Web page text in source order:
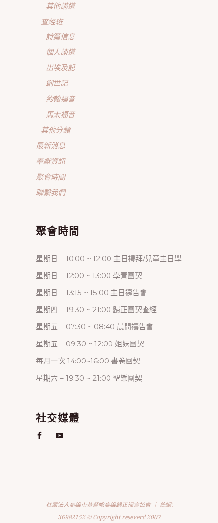
其他講道
查經班
詩篇信息
個人談道
出埃及記
創世記
約翰福音
馬太福音
其他分類
最新消息
奉獻資訊
聚會時間
聯繫我們
聚會時間
星期日 – 10:00 ~ 12:00 主日禮拜/兒童主日學
星期日 – 12:00 ~ 13:00 學青團契
星期日 – 13:15 ~ 15:00 主日禱告會
星期四 – 19:30 ~ 21:00 歸正團契查經
星期五 – 07:30 ~ 08:40 晨間禱告會
星期五 – 09:30 ~ 12:00 姐妹團契
每月一次 14:00~16:00 書卷團契
星期六 – 19:30 ~ 21:00 聖樂團契
社交媒體
社團法人高雄市基督教高雄歸正福音協會 ｜ 統編:
36982152 © Copyright reseverd 2007